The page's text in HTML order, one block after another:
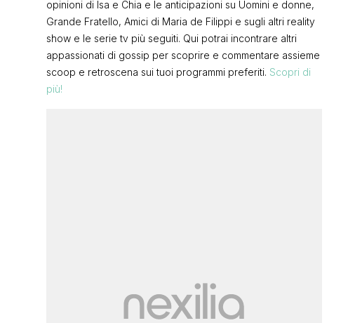
opinioni di Isa e Chia e le anticipazioni su Uomini e donne,
Grande Fratello, Amici di Maria de Filippi e sugli altri reality
show e le serie tv più seguiti. Qui potrai incontrare altri
appassionati di gossip per scoprire e commentare assieme
scoop e retroscena sui tuoi programmi preferiti. Scopri di
più!